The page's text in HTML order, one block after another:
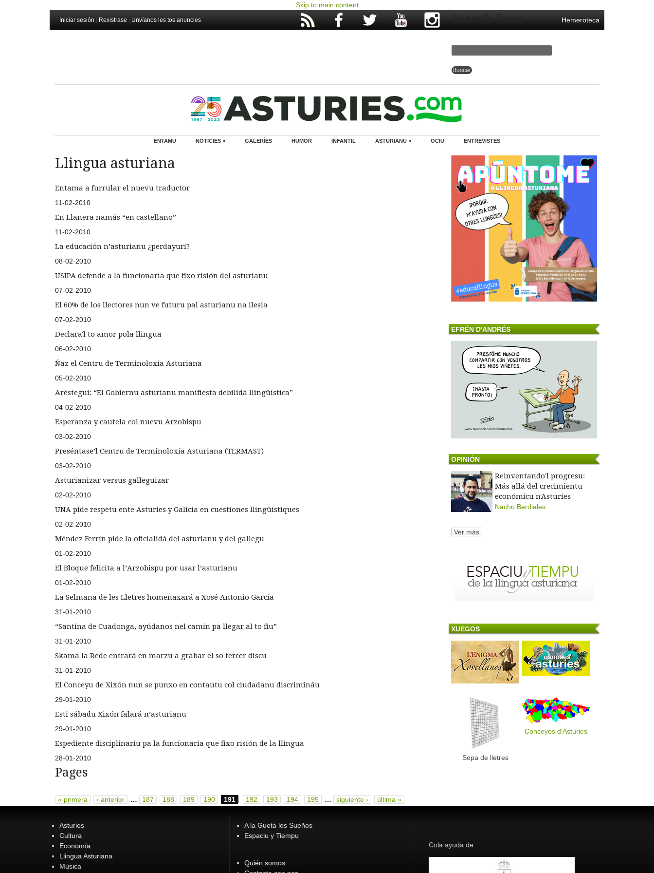
Skip to main content
Iniciar sesión Rexistrase Unvíanos les tos anuncies Hemeroteca
Search form
ENTAMU NOTICIES » GALERÍES HUMOR INFANTIL ASTURIANU » OCIU ENTREVISTES
Llingua asturiana
Entama a furrular el nuevu traductor
11-02-2010
En Llanera namás “en castellano”
11-02-2010
La educación n’asturianu ¿perdayuri?
08-02-2010
USIPA defende a la funcionaria que fixo risión del asturianu
07-02-2010
El 60% de los llectores nun ve futuru pal asturianu na ilesia
07-02-2010
Declara'l to amor pola llingua
06-02-2010
Ñaz el Centru de Terminoloxía Asturiana
05-02-2010
Aréstegui: “El Gobiernu asturianu manifiesta debilidá llingüística”
04-02-2010
Esperanza y cautela col nuevu Arzobispu
03-02-2010
Preséntase’l Centru de Terminoloxía Asturiana (TERMAST)
03-02-2010
Asturianizar versus galleguizar
02-02-2010
UNA pide respetu ente Asturies y Galicia en cuestiones llingüístiques
02-02-2010
Méndez Ferrín pide la oficialidá del asturianu y del gallegu
01-02-2010
El Bloque felicita a l’Arzobispu por usar l’asturianu
01-02-2010
La Selmana de les Lletres homenaxará a Xosé Antonio García
31-01-2010
“Santina de Cuadonga, ayúdanos nel camín pa llegar al to fíu”
31-01-2010
Skama la Rede entrará en marzu a grabar el so tercer discu
31-01-2010
El Conceyu de Xixón nun se punxo en contautu col ciudadanu discrimináu
29-01-2010
Esti sábadu Xixón falará n’asturianu
29-01-2010
Espediente disciplinariu pa la funcionaria que fixo risión de la llingua
28-01-2010
Pages
« primera ‹ anterior … 187 188 189 190 191 192 193 194 195 … siguiente › última »
EFRÉN D'ANDRÉS
OPINIÓN
Reinventando'l progresu:
Más allá del crecimientu
económicu n'Asturies
Nacho Berdiales
Ver más
XUEGOS
Sopa de lletres
Conceyos d'Asturies
Asturies
Cultura
Economía
Llingua Asturiana
Música
A la Gueta los Sueños
Espaciu y Tiempu
Quién somos
Cola ayuda de